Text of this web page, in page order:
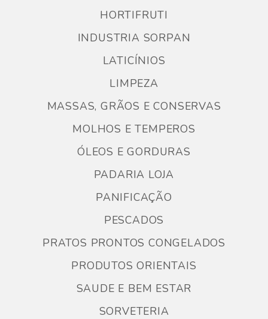
HORTIFRUTI
INDUSTRIA SORPAN
LATICÍNIOS
LIMPEZA
MASSAS, GRÃOS E CONSERVAS
MOLHOS E TEMPEROS
ÓLEOS E GORDURAS
PADARIA LOJA
PANIFICAÇÃO
PESCADOS
PRATOS PRONTOS CONGELADOS
PRODUTOS ORIENTAIS
SAUDE E BEM ESTAR
SORVETERIA